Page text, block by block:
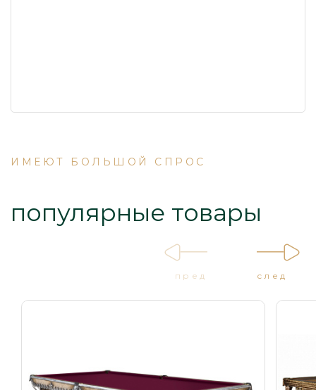
ИМЕЮТ БОЛЬШОЙ СПРОС
популярные товары
пред след